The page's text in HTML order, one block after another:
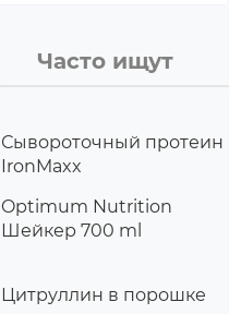
Часто ищут
Сывороточный протеин
IronMaxx
Optimum Nutrition
Шейкер 700 ml
Цитруллин в порошке